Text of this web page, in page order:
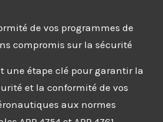
de vos programmes de
compromis sur la sécurité
une étape clé pour garantir la
et la conformité de vos
aux normes